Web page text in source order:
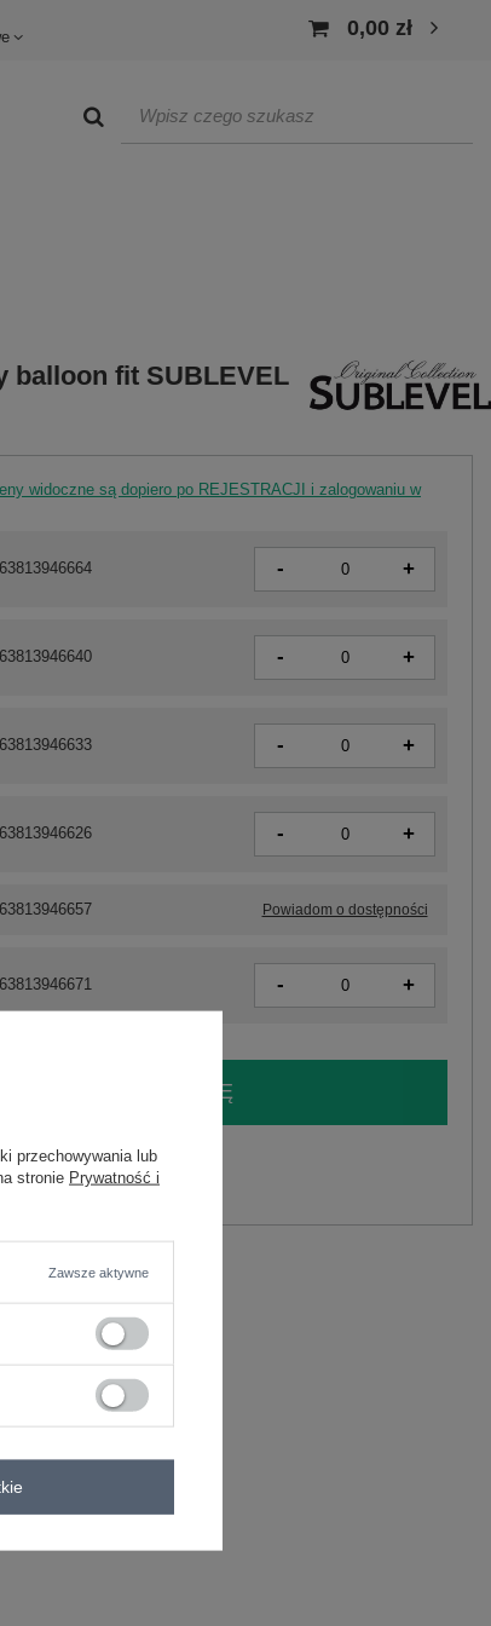
0,00 zł
balloon fit SUBLEVEL
widoczne są dopiero po REJESTRACJI i zalogowaniu w
- +
- +
- +
- +
Powiadom o dostępności
- +
SIĘ I ZOBACZ CENĘ
przechowywania lub
stronie Prywatność i
Zawsze aktywne